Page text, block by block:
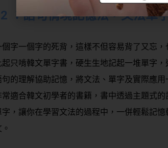
2 ：語句情境記憶法，文法單
字一個字的死背，這樣不但容易背了又忘
只啃韓文單字書，硬生生地記起一堆單字
的理解協助記憶，將文法、單字及實際應用
適合韓文初學者的書籍，書中透過主題式
，讓你在學習文法的過程中，一併輕鬆記